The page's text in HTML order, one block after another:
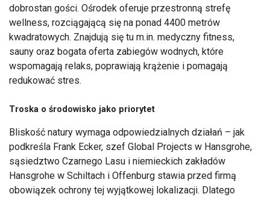
dobrostan gości. Ośrodek oferuje przestronną strefę
wellness, rozciągającą się na ponad 4400 metrów
kwadratowych. Znajdują się tu m.in. medyczny fitness,
sauny oraz bogata oferta zabiegów wodnych, które
wspomagają relaks, poprawiają krążenie i pomagają
redukować stres.
Troska o środowisko jako priorytet
Bliskość natury wymaga odpowiedzialnych działań – jak
podkreśla Frank Ecker, szef Global Projects w Hansgrohe,
sąsiedztwo Czarnego Lasu i niemieckich zakładów
Hansgrohe w Schiltach i Offenburg stawia przed firmą
obowiązek ochrony tej wyjątkowej lokalizacji. Dlatego